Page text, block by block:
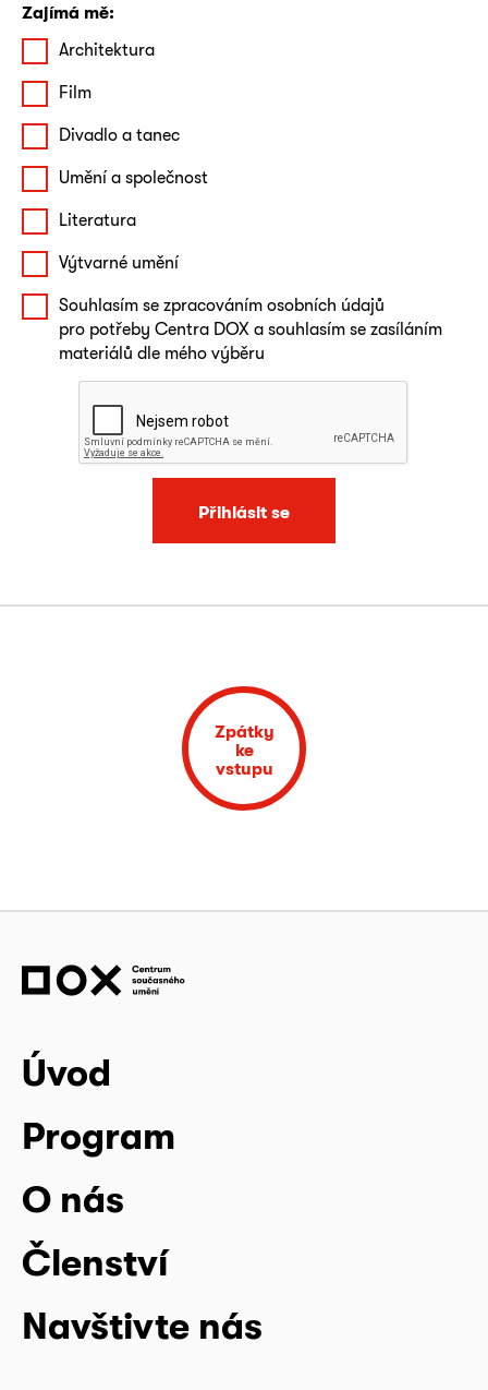
Zajímá mě:
Architektura
Film
Divadlo a tanec
Umění a společnost
Literatura
Výtvarné umění
Souhlasím se zpracováním osobních údajů
pro potřeby Centra DOX a souhlasím se zasíláním
materiálů dle mého výběru
Přihlásit se
Zpátky
ke
vstupu
Úvod
Program
O nás
Členství
Navštivte nás